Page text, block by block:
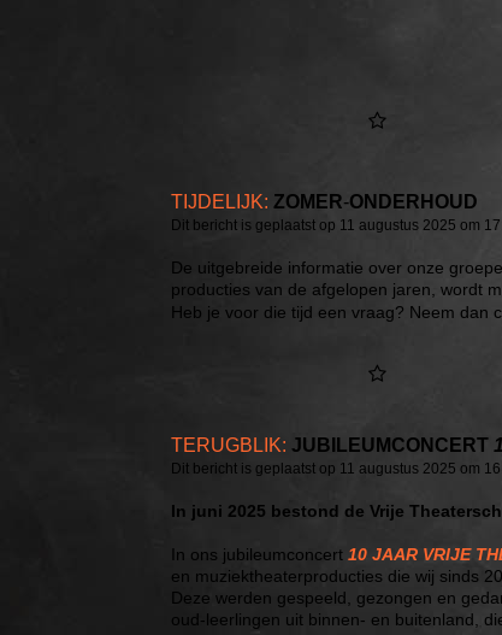
TIJDELIJK: ZOMER-ONDERHOUD
Dit bericht is geplaatst op 11 augustus 2025 om
De uitgebreide informatie over onze
producties van de afgelopen jaren, wordt
Heb je voor die tijd een vraag? Neem dan
TERUGBLIK: JUBILEUMCONCERT
Dit bericht is geplaatst op 11 augustus 2025 om
In juni 2025 bestond de Vrije
In ons jubileumconcert 10 JAAR VRIJE
en muziektheaterproducties die wij sinds
Deze werden gespeeld, gezongen en
oud-leerlingen uit binnen- en buitenland,